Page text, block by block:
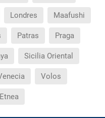
Londres Maafushi
Patras Praga
Sicilia Oriental
Volos